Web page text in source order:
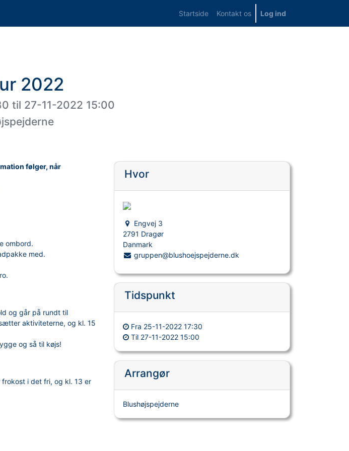
Startside Kontakt os Log ind
2022
til 27-11-2022 15:00
følger, når
ombord.
med.
og går på rundt til
aktiviteterne, og kl. 15
og så til køjs!
i det fri, og kl. 13 er
Hvor
Engvej 3
2791 Dragør
Danmark
gruppen@blushoejspejderne.dk
Tidspunkt
Fra 25-11-2022 17:30
Til 27-11-2022 15:00
Arrangør
Blushøjspejderne